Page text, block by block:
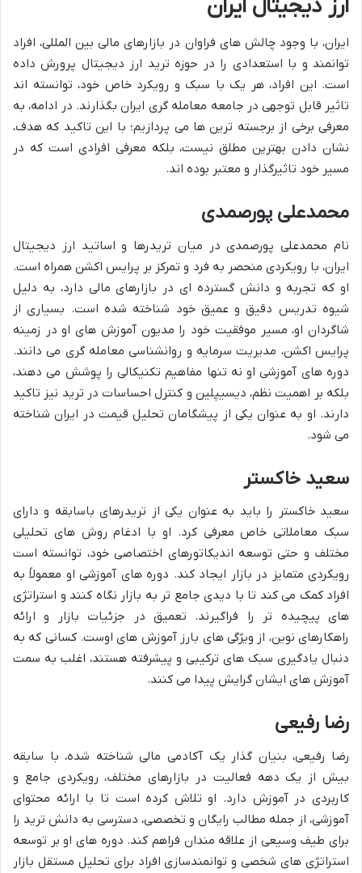
ارز دیجیتال ایران
ایران، با وجود چالش های فراوان در بازارهای مالی بین المللی، افراد
توانمند و با استعدادی را در حوزه ترید ارز دیجیتال پرورش داده
است. این افراد، هر یک با سبک و رویکرد خاص خود، توانسته اند
تاثیر قابل توجهی در جامعه معامله گری ایران بگذارند. در ادامه، به
معرفی برخی از برجسته ترین ها می پردازیم؛ با این تاکید که هدف،
نشان دادن بهترین مطلق نیست، بلکه معرفی افرادی است که در
مسیر خود تاثیرگذار و معتبر بوده اند.
محمدعلی پورصمدی
نام محمدعلی پورصمدی در میان تریدرها و اساتید ارز دیجیتال
ایران، با رویکردی منحصر به فرد و تمرکز بر پرایس اکشن همراه است.
او که تجربه و دانش گسترده ای در بازارهای مالی دارد، به دلیل
شیوه تدریس دقیق و عمیق خود شناخته شده است. بسیاری از
شاگردان او، مسیر موفقیت خود را مدیون آموزش های او در زمینه
پرایس اکشن، مدیریت سرمایه و روانشناسی معامله گری می دانند.
دوره های آموزشی او نه تنها مفاهیم تکنیکالی را پوشش می دهند،
بلکه بر اهمیت نظم، دیسیپلین و کنترل احساسات در ترید نیز تاکید
دارند. او به عنوان یکی از پیشگامان تحلیل قیمت در ایران شناخته
می شود.
سعید خاکستر
سعید خاکستر را باید به عنوان یکی از تریدرهای باسابقه و دارای
سبک معاملاتی خاص معرفی کرد. او با ادغام روش های تحلیلی
مختلف و حتی توسعه اندیکاتورهای اختصاصی خود، توانسته است
رویکردی متمایز در بازار ایجاد کند. دوره های آموزشی او معمولاً به
افراد کمک می کند تا با دیدی جامع تر به بازار نگاه کنند و استراتژی
های پیچیده تر را فراگیرند. تعمیق در جزئیات بازار و ارائه
راهکارهای نوین، از ویژگی های بارز آموزش های اوست. کسانی که به
دنبال یادگیری سبک های ترکیبی و پیشرفته هستند، اغلب به سمت
آموزش های ایشان گرایش پیدا می کنند.
رضا رفیعی
رضا رفیعی، بنیان گذار یک آکادمی مالی شناخته شده، با سابقه
بیش از یک دهه فعالیت در بازارهای مختلف، رویکردی جامع و
کاربردی در آموزش دارد. او تلاش کرده است تا با ارائه محتوای
آموزشی، از جمله مطالب رایگان و تخصصی، دسترسی به دانش ترید را
برای طیف وسیعی از علاقه مندان فراهم کند. دوره های او بر توسعه
استراتژی های شخصی و توانمندسازی افراد برای تحلیل مستقل بازار